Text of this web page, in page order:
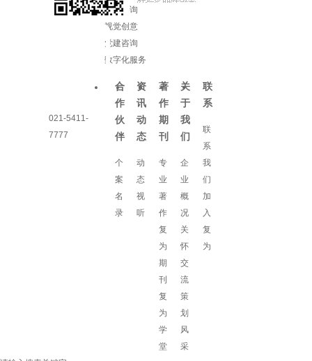
021-5411-
7777
增长咨询
视觉创意
党建咨询
数字化服务
合
作
伙
伴
个
案
名
录
资
讯
动
态
动
态
视
听
著
作
期
刊
专
业
著
作
复
为
期
刊
复
为
学
堂
关
于
我
们
企
业
概
况
关
怀
交
流
策
划
风
采
联
系
联
系
我
们
加
入
复
为